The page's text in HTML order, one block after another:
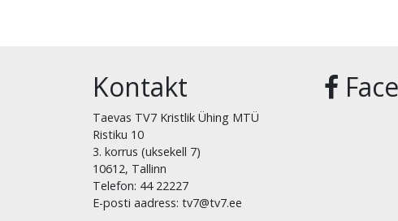
Kontakt
Taevas TV7 Kristlik Ühing MTÜ
Ristiku 10
3. korrus (uksekell 7)
10612, Tallinn
Telefon: 44 22227
E-posti aadress: tv7@tv7.ee